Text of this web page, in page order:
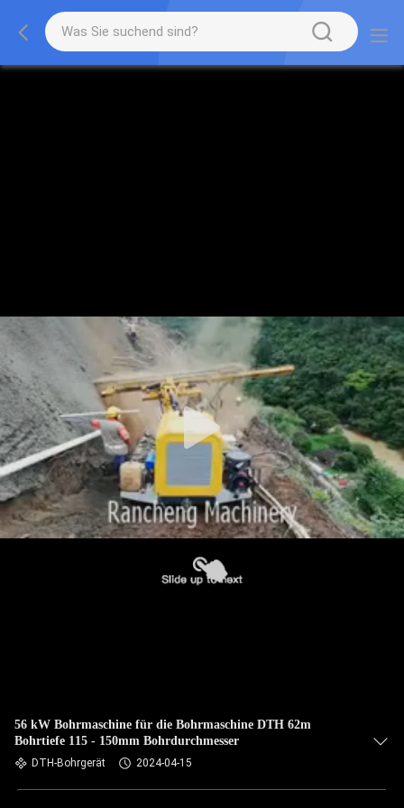
56 kW Bohrmaschine für die Bohrmaschine DTH 62m
Bohrtiefe 115 - 150mm Bohrdurchmesser
DTH-Bohrgerät 2024-04-15